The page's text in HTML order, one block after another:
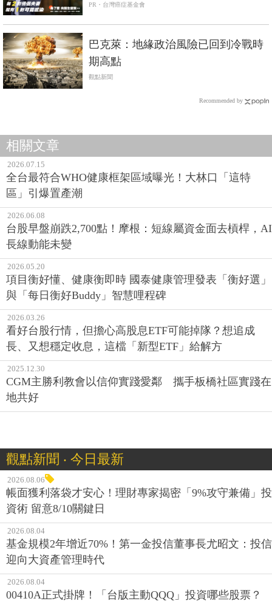
PR・台灣癌症基金會
巴克萊：地緣政治風險已回到冷戰時
期高點
觀點新聞
Recommended by
相關文章
2026.07.15
全台最符合WHO健康框架區域曝光！大林口「這特
區」引爆置產潮
2026.06.08
台股早盤崩跌2,700點！摩根：短線屬資金面去槓桿，AI
長線動能未變
2026.05.20
項目衡好懂、健康衡即時 國泰健康管理發表「衡好選」
與「每日衡好Buddy」智慧哩程碑
2026.03.26
看好台股行情，但擔心高股息ETF可能掉隊？想追成
長、又想穩定收息，這檔「新型ETF」給解方
2025.12.30
CGM主勝利教會以信仰實踐愛鄰 攜手板橋社區實踐在
地共好
觀點新聞 ‧ 今日最新
2026.08.06
帳面獲利落袋才安心！理財專家揭密「9%攻守兼備」投
資術 留意8/10關鍵日
2026.08.04
基金規模2年增近70%！第一金投信董事長尤昭文：投信
迎向大資產管理時代
2026.08.04
00410A正式掛牌！「台版主動QQQ」投資哪些股票？